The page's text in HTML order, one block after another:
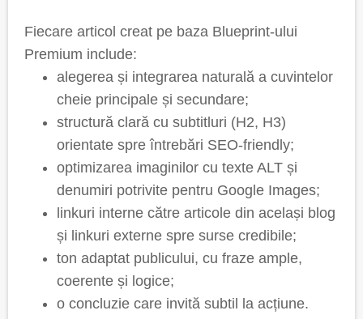
Fiecare articol creat pe baza Blueprint-ului
Premium include:
alegerea și integrarea naturală a cuvintelor
cheie principale și secundare;
structură clară cu subtitluri (H2, H3)
orientate spre întrebări SEO-friendly;
optimizarea imaginilor cu texte ALT și
denumiri potrivite pentru Google Images;
linkuri interne către articole din același blog
și linkuri externe spre surse credibile;
ton adaptat publicului, cu fraze ample,
coerente și logice;
o concluzie care invită subtil la acțiune.